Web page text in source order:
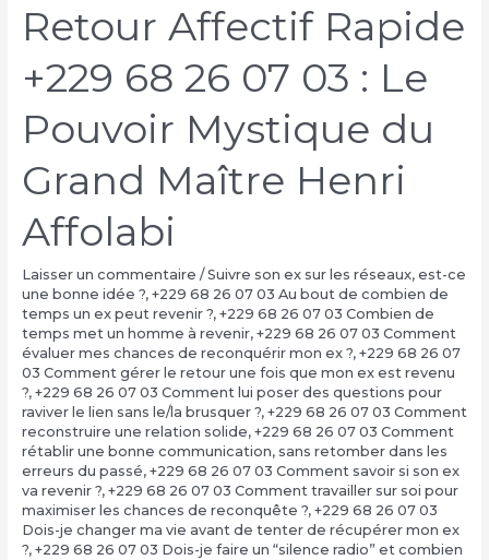
Retour Affectif Rapide
+229 68 26 07 03 : Le
Pouvoir Mystique du
Grand Maître Henri
Affolabi
Laisser un commentaire /Suivre son ex sur les réseaux, est-ce
une bonne idée ?, +229 68 26 07 03 Au bout de combien de
temps un ex peut revenir ?, +229 68 26 07 03 Combien de
temps met un homme à revenir, +229 68 26 07 03 Comment
évaluer mes chances de reconquérir mon ex ?, +229 68 26 07
03 Comment gérer le retour une fois que mon ex est revenu
?, +229 68 26 07 03 Comment lui poser des questions pour
raviver le lien sans le/la brusquer ?, +229 68 26 07 03 Comment
reconstruire une relation solide, +229 68 26 07 03 Comment
rétablir une bonne communication, sans retomber dans les
erreurs du passé, +229 68 26 07 03 Comment savoir si son ex
va revenir ?, +229 68 26 07 03 Comment travailler sur soi pour
maximiser les chances de reconquête ?, +229 68 26 07 03
Dois-je changer ma vie avant de tenter de récupérer mon ex
?, +229 68 26 07 03 Dois-je faire un “silence radio” et combien